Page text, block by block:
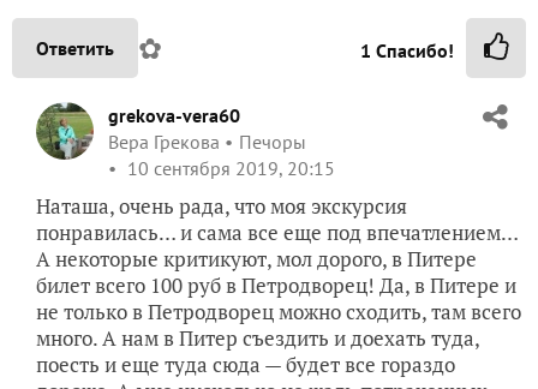
Наташа, очень рада, что моя экскурсия
понравилась… и сама все еще под впечатлением…
А некоторые критикуют, мол дорого, в Питере
билет всего 100 руб в Петродворец! Да, в Питере и
не только в Петродворец можно сходить, там всего
много. А нам в Питер съездить и доехать туда,
поесть и еще туда сюда — будет все гораздо
дороже. А мне нисколько не жаль потраченных
денег, я об этом вообще не думаю… Так можно
думать о деньгах, когда такая красота вокруг?
Правда?
Ответить ✿ 2Спасибо!